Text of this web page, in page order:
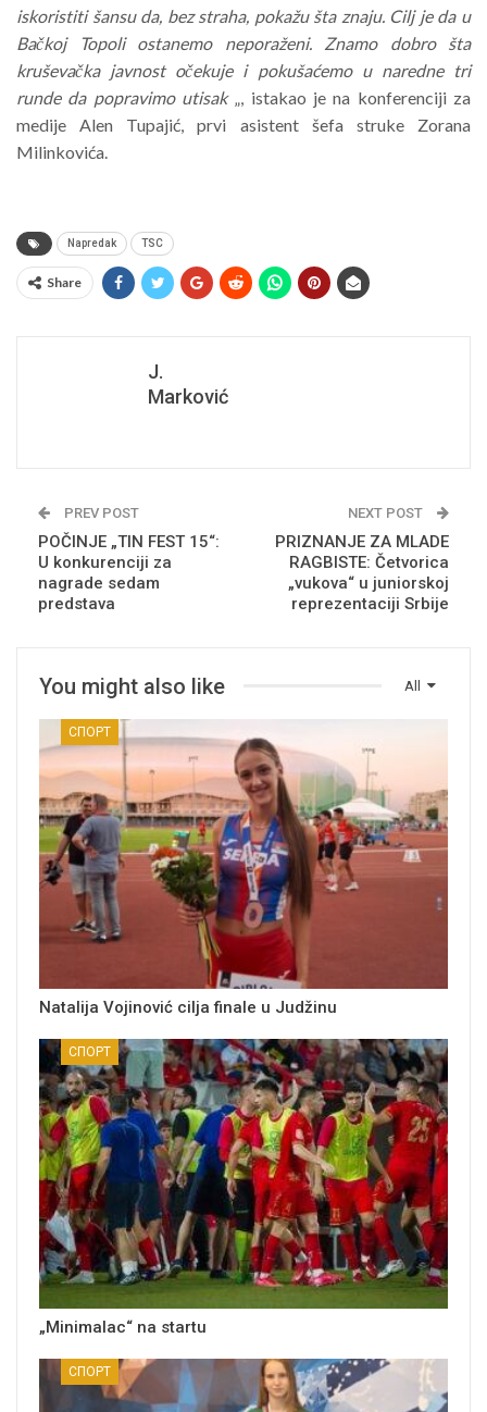
iskoristiti šansu da, bez straha, pokažu šta znaju. Cilj je da u
Bačkoj Topoli ostanemo neporaženi. Znamo dobro šta
kruševačka javnost očekuje i pokušaćemo u naredne tri
runde da popravimo utisak„, istakao je na konferenciji za
medije Alen Tupajić, prvi asistent šefa struke Zorana
Milinkovića.
Napredak TSC
Share
J.
Marković
PREV POST
POČINJE „TIN FEST 15“:
U konkurenciji za
nagrade sedam
predstava
NEXT POST
PRIZNANJE ZA MLADE
RAGBISTE: Četvorica
„vukova“ u juniorskoj
reprezentaciji Srbije
All
You might also like
СПОРТ
Natalija Vojinović cilja finale u Judžinu
СПОРТ
„Minimalac“ na startu
СПОРТ